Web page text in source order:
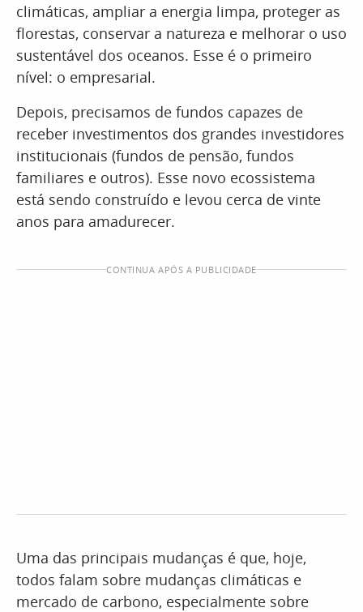
climáticas, ampliar a energia limpa, proteger as
florestas, conservar a natureza e melhorar o uso
sustentável dos oceanos. Esse é o primeiro
nível: o empresarial.
Depois, precisamos de fundos capazes de
receber investimentos dos grandes investidores
institucionais (fundos de pensão, fundos
familiares e outros). Esse novo ecossistema
está sendo construído e levou cerca de vinte
anos para amadurecer.
CONTINUA APÓS A PUBLICIDADE
Uma das principais mudanças é que, hoje,
todos falam sobre mudanças climáticas e
mercado de carbono, especialmente sobre